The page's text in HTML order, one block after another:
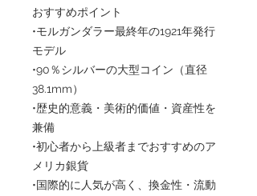
おすすめポイント
•モルガンダラー最終年の1921年発行
モデル
•90％シルバーの大型コイン（直径
38.1mm）
•歴史的意義・美術的価値・資産性を
兼備
•初心者から上級者までおすすめのア
メリカ銀貨
•国際的に人気が高く、換金性・流動